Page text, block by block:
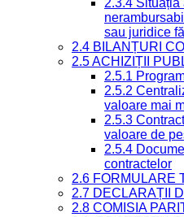
2.3.4
sau juridice
2.4 BILANȚURI
2.5 ACHIZIȚII
2.5.1
2.5.2
valoare mai
2.5.3
valoare de
2.5.4
contractelor
2.6 FORMULARE
2.7 DECLARAȚII
2.8 COMISIA